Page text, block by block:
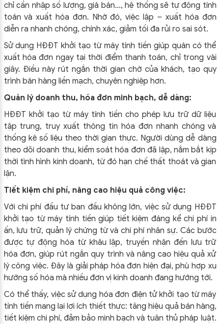
chỉ cần nhập số lượng, giá bán…, hệ thống sẽ tự động tính
toán và xuất hóa đơn. Nhờ đó, việc lập – xuất hóa đơn
diễn ra nhanh chóng, chính xác, giảm tối đa rủi ro sai sót.
Sử dụng HĐĐT khởi tạo từ máy tính tiền giúp quán có thể
xuất hóa đơn ngay tại thời điểm thanh toán, chỉ trong vài
giây. Điều này rút ngắn thời gian chờ của khách, tạo quy
trình bán hàng liền mạch, chuyên nghiệp hơn.
Quản lý doanh thu, hóa đơn minh bạch, dễ dàng:
HĐĐT khởi tạo từ máy tính tiền cho phép lưu trữ dữ liệu
tập trung, truy xuất thông tin hóa đơn nhanh chóng và
thống kê số liệu theo thời gian thực. Người dùng dễ dàng
theo dõi doanh thu, kiểm soát hóa đơn đã lập, nắm bắt kịp
thời tình hình kinh doanh, từ đó hạn chế thất thoát và gian
lận.
Tiết kiệm chi phí, nâng cao hiệu quả công việc:
Với chi phí đầu tư ban đầu không lớn, việc sử dụng HĐĐT
khởi tạo từ máy tính tiền giúp tiết kiệm đáng kể chi phí in
ấn, lưu trữ, quản lý chứng từ và chi phí nhân sự. Các bước
được tự động hóa từ khâu lập, truyền nhận đến lưu trữ
hóa đơn, giúp rút ngắn quy trình và nâng cao hiệu quả xử
lý công việc. Đây là giải pháp hóa đơn hiện đại, phù hợp xu
hướng số hóa mà nhiều đơn vị kinh doanh đang hướng tới.
Có thể thấy, việc sử dụng hóa đơn điện tử khởi tạo từ máy
tính tiền mang lại lợi ích thiết thực: tăng hiệu quả bán hàng,
tiết kiệm chi phí, đảm bảo minh bạch và tuân thủ pháp luật.